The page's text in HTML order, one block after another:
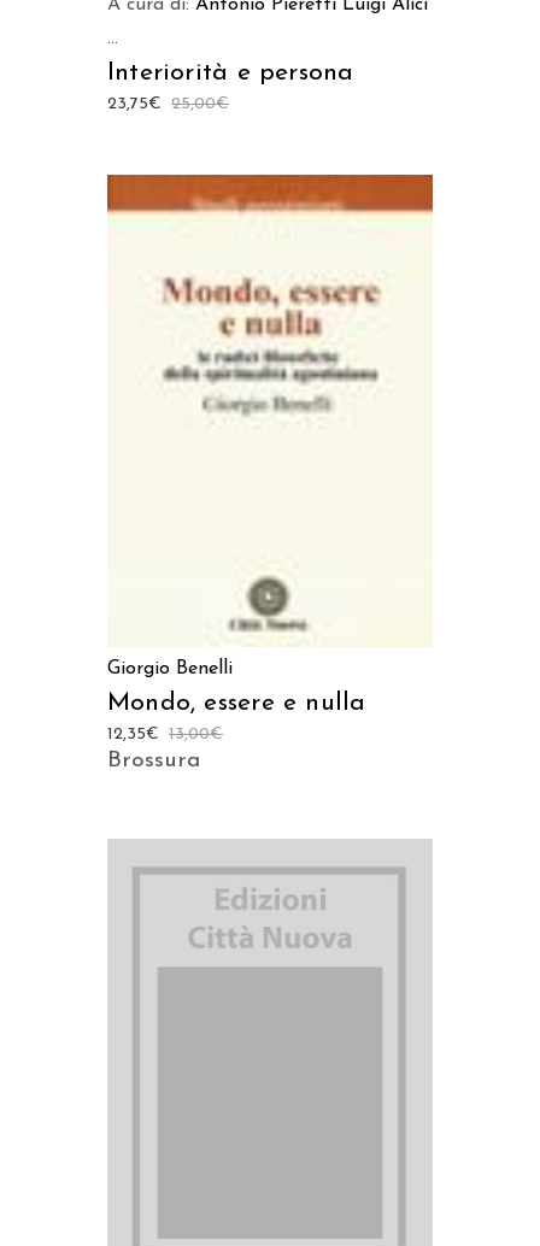
A cura di: Antonio Pieretti Luigi Alici
...
Interiorità e persona
25,00€
23,75€
AGGIUNGI AL CARRELLO
Giorgio Benelli
Mondo, essere e nulla
13,00€
12,35€
Brossura